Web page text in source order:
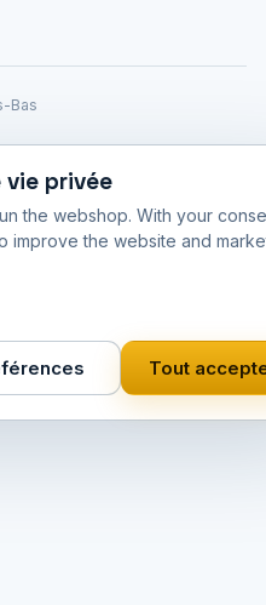
Bas
privée
the webshop. With your
improve the website and
Tout